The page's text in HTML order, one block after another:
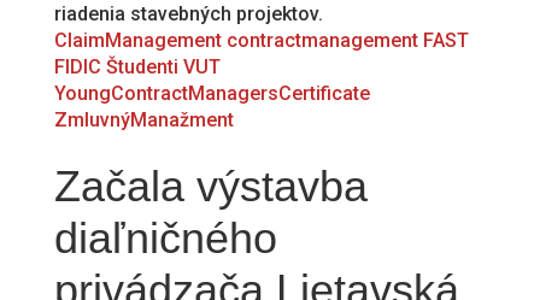
riadenia stavebných projektov.
ClaimManagement contractmanagement FAST
FIDIC Študenti VUT
YoungContractManagersCertificate
ZmluvnýManažment
Začala výstavba
diaľničného
privádzača Lietavská